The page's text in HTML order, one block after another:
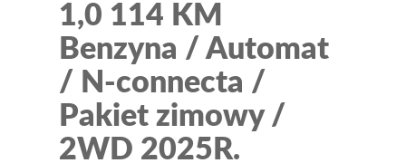
1,0 114 KM
Benzyna / Automat
/ N-connecta /
Pakiet zimowy /
2WD 2025R.